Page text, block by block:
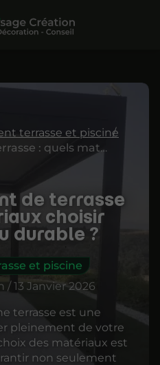
terrasse et piscine
Aménagement de terrasse : quels matériaux choisir pour un rendu durable ?
de terrasse
choisir
durable ?
et piscine
/ 13 Janvier 2026
terrasse est une
pleinement de votre
des matériaux est
non seulement